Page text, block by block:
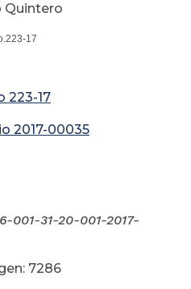
Quintero
17
223-17
2017-00035
001-31-20-001-2017-
7286